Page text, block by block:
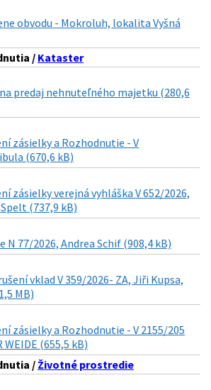
obvodu - Mokroluh, lokalita Vyšná
/ Kataster
predaj nehnuteľného majetku (280,6
zásielky a Rozhodnutie - V
(670,6 kB)
zásielky verejná vyhláška V 652/2026,
(737,9 kB)
N 77/2026, Andrea Schif (908,4 kB)
vklad V 359/2026- ZA, Jiři Kupsa,
MB)
zásielky a Rozhodnutie - V 2155/205
WEIDE (655,5 kB)
/ Životné prostredie